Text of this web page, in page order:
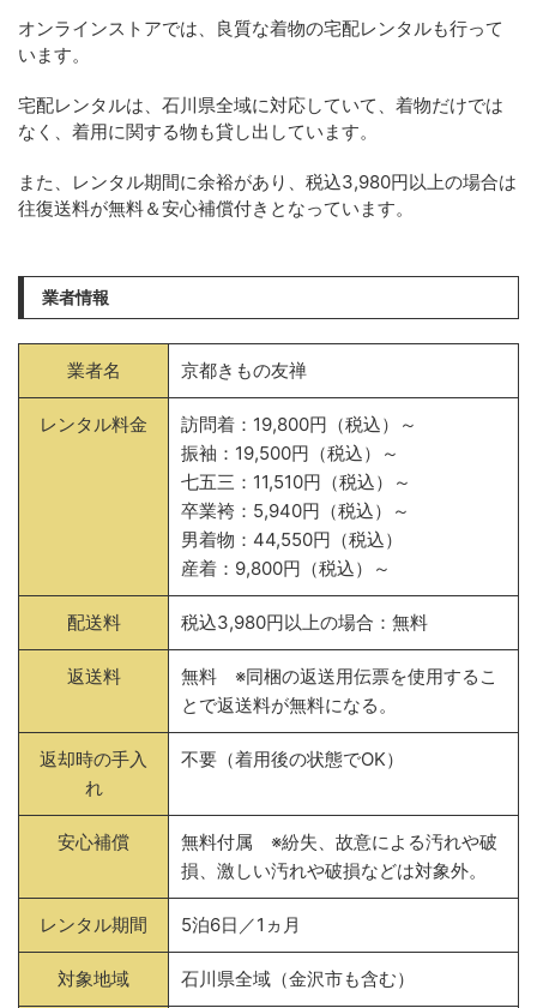
オンラインストアでは、良質な着物の宅配レンタルも行って
います。
宅配レンタルは、石川県全域に対応していて、着物だけでは
なく、着用に関する物も貸し出しています。
また、レンタル期間に余裕があり、税込3,980円以上の場合は
往復送料が無料＆安心補償付きとなっています。
業者情報
業者名 京都きもの友禅
レンタル料金
訪問着：19,800円（税込）～
振袖：19,500円（税込）～
七五三：11,510円（税込）～
卒業袴：5,940円（税込）～
男着物：44,550円（税込）
産着：9,800円（税込）～
配送料 税込3,980円以上の場合：無料
返送料
無料 ※同梱の返送用伝票を使用するこ
とで返送料が無料になる。
返却時の手入
れ
不要（着用後の状態でOK）
安心補償
無料付属 ※紛失、故意による汚れや破
損、激しい汚れや破損などは対象外。
レンタル期間 5泊6日／1ヵ月
対象地域 石川県全域（金沢市も含む）